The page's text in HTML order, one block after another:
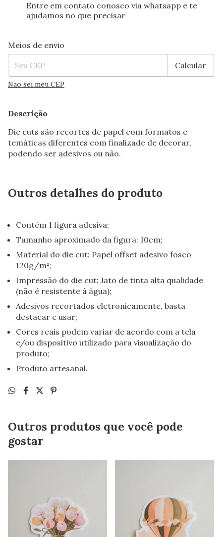
Entre em contato conosco via whatsapp e te
ajudamos no que precisar
Entregas para o CEP:
Meios de envio
Calcular
Não sei meu CEP
Descrição
Die cuts são recortes de papel com formatos e
temáticas diferentes com finalizade de decorar,
podendo ser adesivos ou não.
Outros detalhes do produto
Contém 1 figura adesiva;
Tamanho aproximado da figura: 10cm;
Material do die cut: Papel offset adesivo fosco
120g/m²;
Impressão do die cut: Jato de tinta alta qualidade
(não é resistente à água);
Adesivos recortados eletronicamente, basta
destacar e usar;
Cores reais podem variar de acordo com a tela
e/ou dispositivo utilizado para visualização do
produto;
Produto artesanal.
Outros produtos que você pode
gostar